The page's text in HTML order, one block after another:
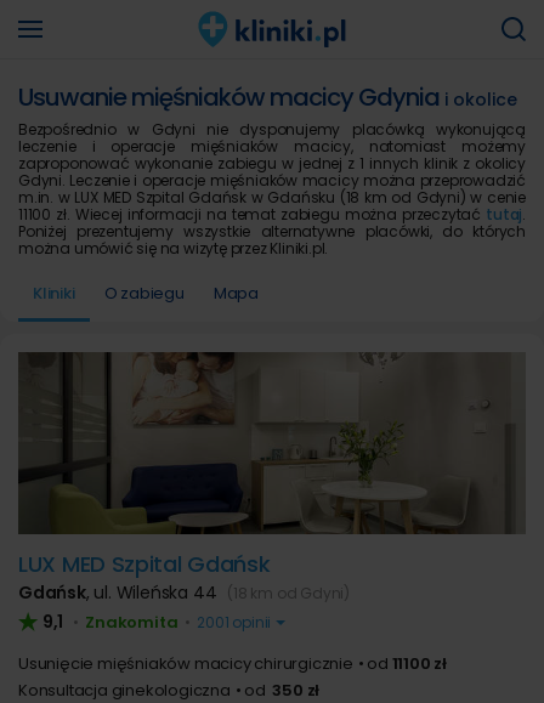
Usuwanie mięśniaków macicy Gdynia i okolice
Bezpośrednio w Gdyni nie dysponujemy placówką wykonującą
leczenie i operacje mięśniaków macicy, natomiast możemy
zaproponować wykonanie zabiegu w jednej z 1 innych klinik z okolicy
Gdyni. Leczenie i operacje mięśniaków macicy można przeprowadzić
m.in. w LUX MED Szpital Gdańsk w Gdańsku (18 km od Gdyni) w cenie
11100 zł. Wiecej informacji na temat zabiegu można przeczytać tutaj.
Poniżej prezentujemy wszystkie alternatywne placówki, do których
można umówić się na wizytę przez Kliniki.pl.
Kliniki O zabiegu Mapa
LUX MED Szpital Gdańsk
Gdańsk, ul. Wileńska 44 (18 km od Gdyni)
9,1 • Znakomita • 2001 opinii
Usunięcie mięśniaków macicy chirurgicznie od 11100 zł
Konsultacja ginekologiczna
od 350 zł